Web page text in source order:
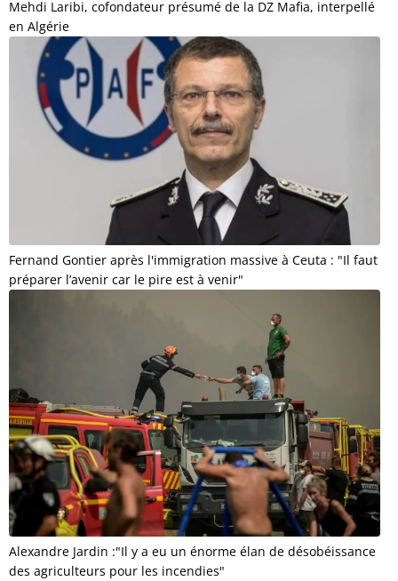
Mehdi Laribi, cofondateur présumé de la DZ Mafia, interpellé
en Algérie
Fernand Gontier après l'immigration massive à Ceuta : "Il faut
préparer l’avenir car le pire est à venir"
Alexandre Jardin :"Il y a eu un énorme élan de désobéissance
des agriculteurs pour les incendies"